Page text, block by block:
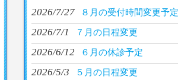
2026/7/27 ８月の受付時間変更予定
2026/7/1 ７月の日程変更
2026/6/12 ６月の休診予定
2026/5/3 ５月の日程変更